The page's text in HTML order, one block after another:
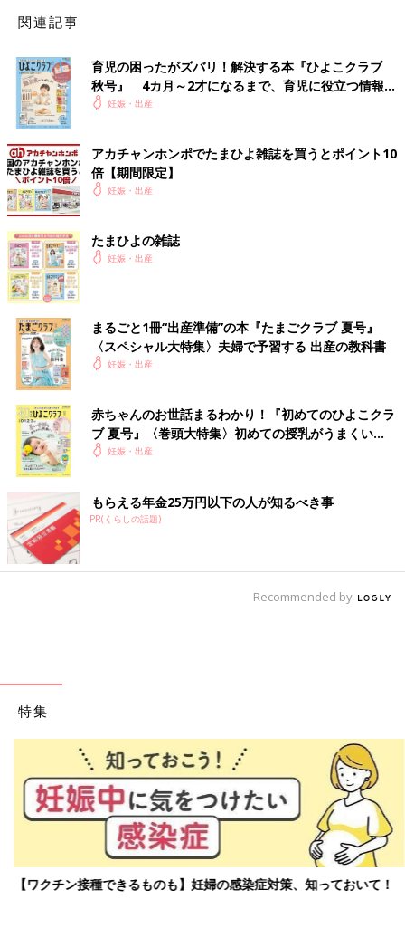
関連記事
育児の困ったがズバリ！解決する本『ひよこクラブ
秋号』 4カ月～2才になるまで、育児に役立つ情報が
いっぱい！
妊娠・出産
アカチャンホンポでたまひよ雑誌を買うとポイント10
倍【期間限定】
妊娠・出産
たまひよの雑誌
妊娠・出産
まるごと1冊“出産準備”の本『たまごクラブ 夏号』
〈スペシャル大特集〉夫婦で予習する 出産の教科書
妊娠・出産
赤ちゃんのお世話まるわかり！『初めてのひよこクラ
ブ 夏号』〈巻頭大特集〉初めての授乳がうまくい
く！ おっぱい・ミルクの基本と夏のトラブル 解決テ
妊娠・出産
もらえる年金25万円以下の人が知るべき事
PR(くらしの話題)
Recommended by
特集
【ワクチン接種できるものも】妊婦の感染症対策、知っておいて！